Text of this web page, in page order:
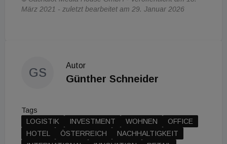
März 2021 - zuletzt bearbeitet am 29. Januar 2026
GS
Autor
Günther Schneider
Tags
LOGISTIK
INVESTMENT WOHNEN
OFFICE
HOTEL
ÖSTERREICH
NACHHALTIGKEIT